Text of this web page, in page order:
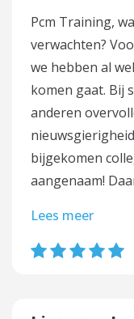
Pcm Training,
verwachten?
we hebben al
komen gaat. Bij
anderen
bijgekomen
aangenaam!
Lees meer